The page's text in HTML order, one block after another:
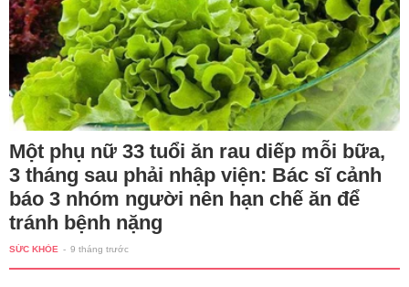
Một phụ nữ 33 tuổi ăn rau diếp mỗi bữa,
3 tháng sau phải nhập viện: Bác sĩ cảnh
báo 3 nhóm người nên hạn chế ăn để
tránh bệnh nặng
SỨC KHỎE - 9 tháng trước